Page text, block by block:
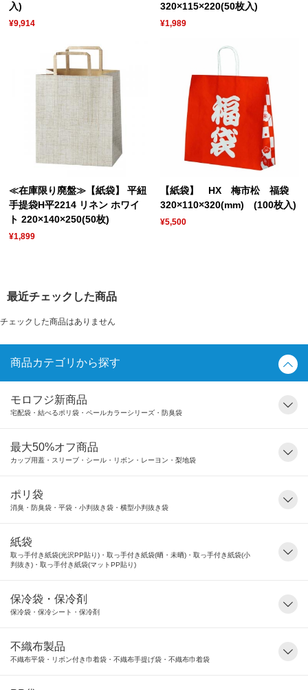
入)
¥9,914
320×115×220(50枚入)
¥1,989
≪在庫限り廃盤≫【紙袋】 平紐
手提袋H平2214 リネン ホワイ
ト 220×140×250(50枚)
¥1,899
【紙袋】 HX 梅市松 福袋
320×110×320(mm) (100枚入)
¥5,500
最近チェックした商品
チェックした商品はありません
商品カテゴリから探す
モロフジ新商品
宅配袋・結べるポリ袋・ペールカラーシリーズ・防臭袋
最大50%オフ商品
カップ用蓋・スリーブ・シール・リボン・レーヨン・梨地袋
ポリ袋
消臭・防臭袋・平袋・小判抜き袋・横型小判抜き袋
紙袋
取っ手付き紙袋(光沢PP貼り)・取っ手付き紙袋(晒・未晒)・取っ手付き紙袋(小
判抜き)・取っ手付き紙袋(マットPP貼り)
保冷袋・保冷剤
保冷袋・保冷シート・保冷剤
不織布製品
不織布平袋・リボン付き巾着袋・不織布手提げ袋・不織布巾着袋